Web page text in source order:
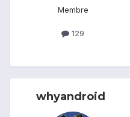
Membre
129
whyandroid